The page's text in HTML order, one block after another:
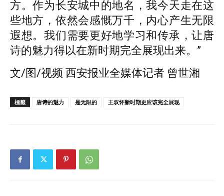
方。作为长安城中的地名，我今天走在这
些地方，依然会感慨万千，内心产生无限
遐想。我们需要更好地学习和传承，让唐
诗的魅力得以在新时期完全展现出来。”
文/图/视频 西安报业全媒体记者 曾世湘
標籤 唐诗的魅力 是无限的 王双怀新时期更应该完全展现